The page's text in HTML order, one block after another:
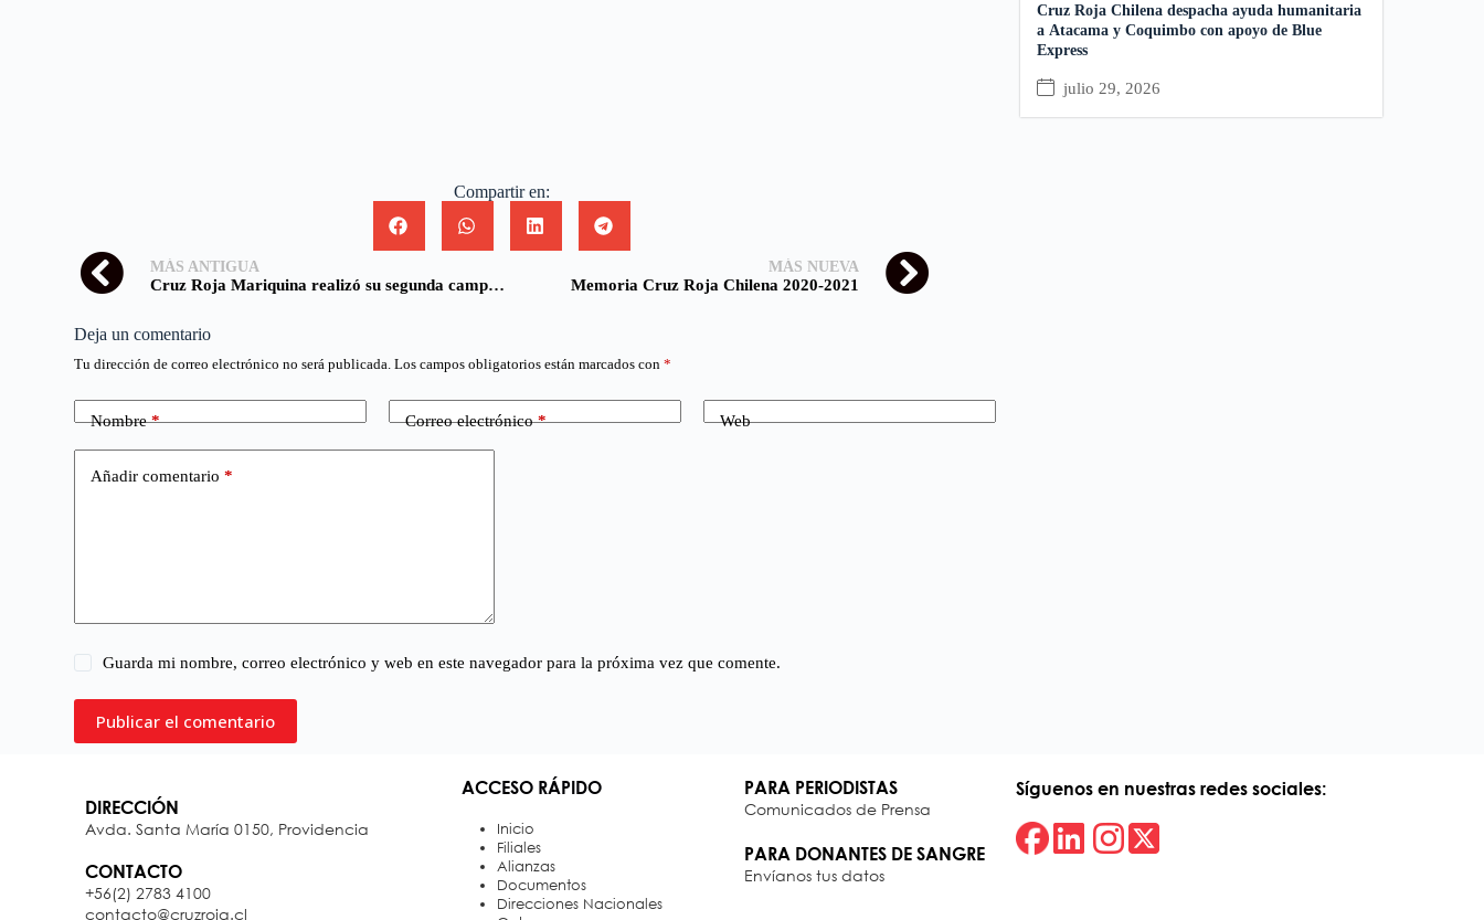
Cruz Roja Chilena despacha ayuda humanitaria
a Atacama y Coquimbo con apoyo de Blue
Express
julio 29, 2026
Compartir en:
MÁS ANTIGUA
Cruz Roja Mariquina realizó su segunda campaña de donación de sangre
MÁS NUEVA
Memoria Cruz Roja Chilena 2020-2021
Deja un comentario
Tu dirección de correo electrónico no será publicada. Los campos obligatorios están marcados con*
Nombre* Correo electrónico* Web
Añadir comentario *
Guarda mi nombre, correo electrónico y web en este navegador para la próxima vez que comente.
Publicar el comentario
DIRECCIÓN
Avda. Santa María 0150, Providencia
CONTACTO
+56(2) 2783 4100
contacto@cruzroja.cl
ACCESO RÁPIDO
Inicio
Filiales
Alianzas
Documentos
Direcciones Nacionales
PARA PERIODISTAS
Comunicados de Prensa
PARA DONANTES DE SANGRE
Envíanos tus datos
Síguenos en nuestras redes sociales: